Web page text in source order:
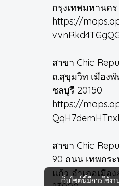
กรุงเทพมหานคร
https://
สาขา Chic
ถ.สุขุมวิท เมือง
ชลบุรี 20150
https://
สาขา Chic
90 ถนน เทพกร
แก้ว อำเภอเมือ
เว็บไซต์นี้มีการใช้ง